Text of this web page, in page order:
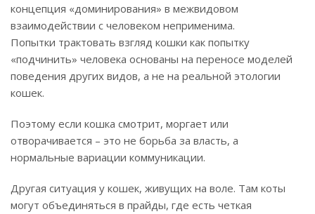
концепция «доминирования» в межвидовом
взаимодействии с человеком неприменима.
Попытки трактовать взгляд кошки как попытку
«подчинить» человека основаны на переносе моделей
поведения других видов, а не на реальной этологии
кошек.
Поэтому если кошка смотрит, моргает или
отворачивается – это не борьба за власть, а
нормальные вариации коммуникации.
Другая ситуация у кошек, живущих на воле. Там коты
могут объединяться в прайды, где есть четкая